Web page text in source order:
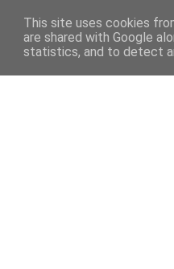
This site uses cookies
are shared with Google
statistics, and to detect